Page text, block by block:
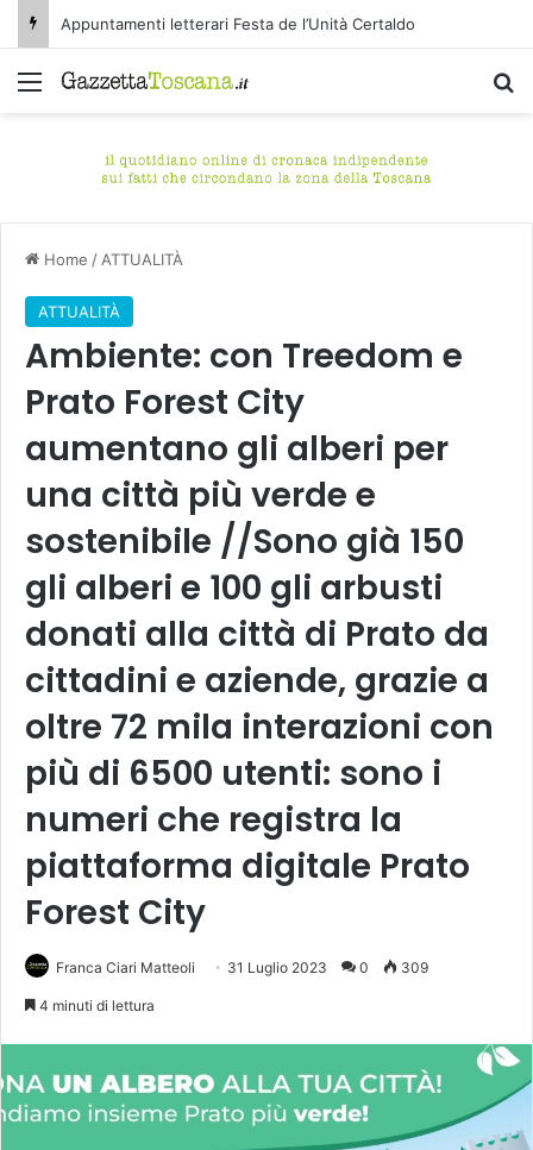
Appuntamenti letterari Festa de l’Unità Certaldo
Menu
Home / ATTUALITÀ
ATTUALITÀ
Ambiente: con Treedom e
Prato Forest City
aumentano gli alberi per
una città più verde e
sostenibile //Sono già 150
gli alberi e 100 gli arbusti
donati alla città di Prato da
cittadini e aziende, grazie a
oltre 72 mila interazioni con
più di 6500 utenti: sono i
numeri che registra la
piattaforma digitale Prato
Forest City
Franca Ciari Matteoli 31 Luglio 2023 0 309
4 minuti di lettura